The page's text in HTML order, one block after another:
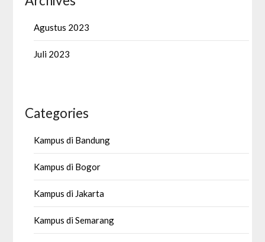
Agustus 2023
Juli 2023
Categories
Kampus di Bandung
Kampus di Bogor
Kampus di Jakarta
Kampus di Semarang